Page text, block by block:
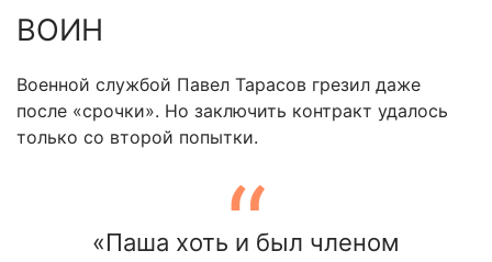
ВОИН
Военной службой Павел Тарасов грезил даже
после «срочки». Но заключить контракт удалось
только со второй попытки.
«Паша хоть и был членом